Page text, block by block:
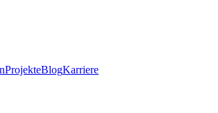
ProjekteBlogKarriere